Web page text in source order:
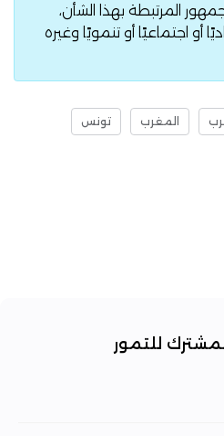
المرتبطة بهذا الشأن،
أو اجتماعيًا أو تنمويًا وغيره
المغرب تونس
للتمور